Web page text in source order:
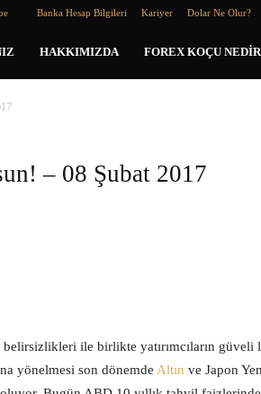
Banka Hesap Bilgileri Kariyer Dolar Ne Olur?
HAKKIMIZDA FOREX KOÇU
– 08 Şubat 2017
belirsizlikleri ile birlikte yatırımcıların güveli
yönelmesi son dönemde Altın ve Japon